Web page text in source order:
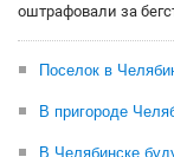
оштрафовали за
Поселок в
В пригороде
В Челябинске